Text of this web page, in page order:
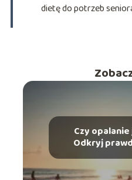
dietę do potrzeb
Czy
Odkryj